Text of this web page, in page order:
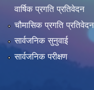
वार्षिक प्रगति प्रतिवेदन
चौमासिक प्रगति प्रतिवेदन
सार्वजनिक सुनुवाई
सार्वजनिक परीक्षण